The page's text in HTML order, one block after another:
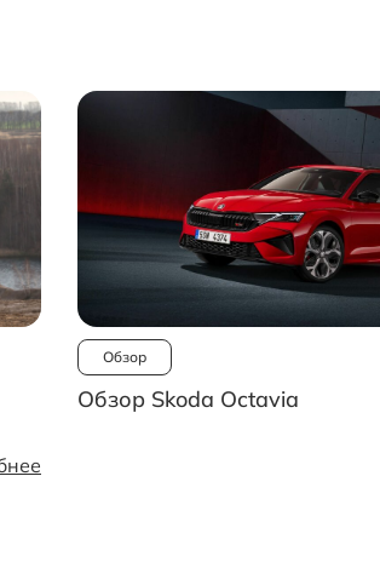
Обзор
Обзор Skoda Octavia